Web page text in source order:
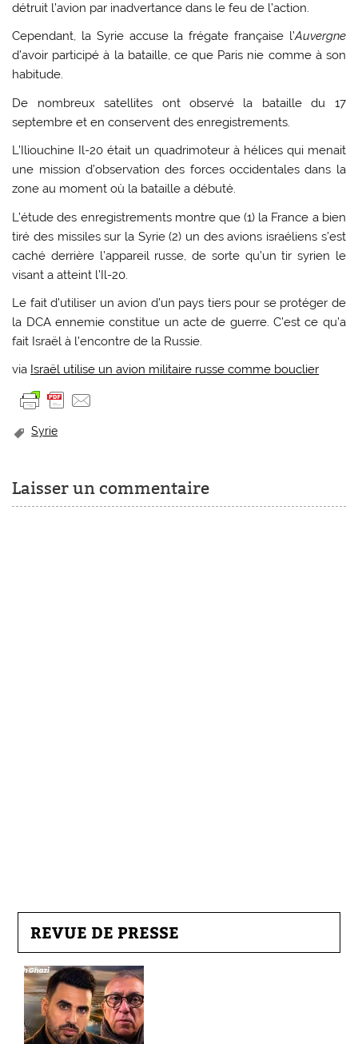
détruit l’avion par inadvertance dans le feu de l’action.
Cependant, la Syrie accuse la frégate française l’Auvergne
d’avoir participé à la bataille, ce que Paris nie comme à son
habitude.
De nombreux satellites ont observé la bataille du 17
septembre et en conservent des enregistrements.
L’Iliouchine Il-20 était un quadrimoteur à hélices qui menait
une mission d’observation des forces occidentales dans la
zone au moment où la bataille a débuté.
L’étude des enregistrements montre que (1) la France a bien
tiré des missiles sur la Syrie (2) un des avions israéliens s’est
caché derrière l’appareil russe, de sorte qu’un tir syrien le
visant a atteint l’Il-20.
Le fait d’utiliser un avion d’un pays tiers pour se protéger de
la DCA ennemie constitue un acte de guerre. C’est ce qu’a
fait Israël à l’encontre de la Russie.
via Israël utilise un avion militaire russe comme bouclier
Syrie
Laisser un commentaire
REVUE DE PRESSE